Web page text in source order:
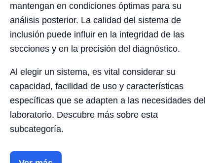
mantengan en condiciones óptimas para su
análisis posterior. La calidad del sistema de
inclusión puede influir en la integridad de las
secciones y en la precisión del diagnóstico.
Al elegir un sistema, es vital considerar su
capacidad, facilidad de uso y características
específicas que se adapten a las necesidades del
laboratorio. Descubre más sobre esta
subcategoría.